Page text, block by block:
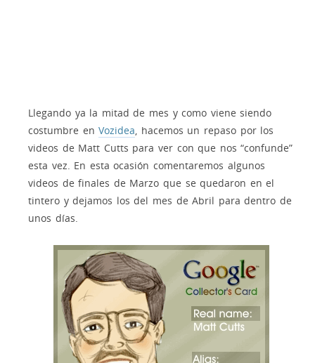
Llegando ya la mitad de mes y como viene siendo
costumbre enVozidea , hacemos un repaso por los
videos de Matt Cutts para ver con que nos “confunde”
esta vez. En esta ocasión comentaremos algunos
videos de finales de Marzo que se quedaron en el
tintero y dejamos los del mes de Abril para dentro de
unos días.